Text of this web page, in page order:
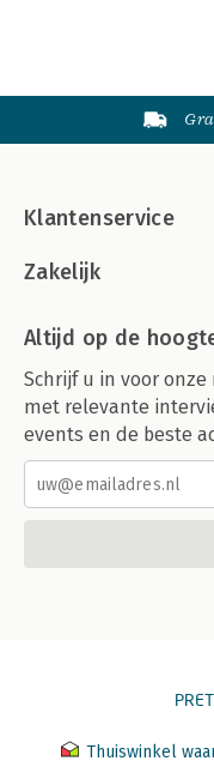
Klantenservice
Zakelijk
Altijd op de
Schrijf u in voor
met relevante
events en de beste
Thuiswinkel